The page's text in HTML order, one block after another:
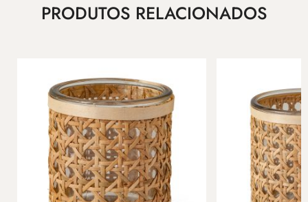
PRODUTOS RELACIONADOS